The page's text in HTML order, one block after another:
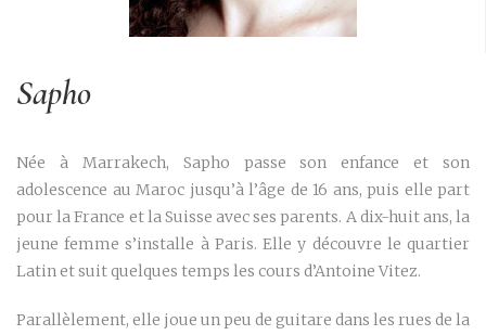
Sapho
Née à Marrakech, Sapho passe son enfance et son
adolescence au Maroc jusqu’à l’âge de 16 ans, puis elle part
pour la France et la Suisse avec ses parents. A dix-huit ans, la
jeune femme s’installe à Paris. Elle y découvre le quartier
Latin et suit quelques temps les cours d’Antoine Vitez.
Parallèlement, elle joue un peu de guitare dans les rues de la